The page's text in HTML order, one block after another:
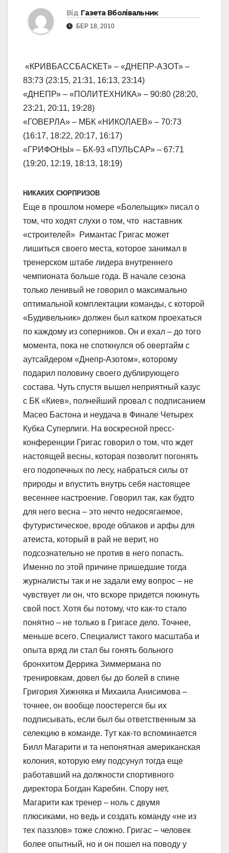
Від Газета Вболівальник
БЕР 18, 2010
«КРИВБАССБАСКЕТ» – «ДНЕПР-АЗОТ» –
83:73 (23:15, 21:31, 16:13, 23:14)
«ДНЕПР» – «ПОЛИТЕХНИКА» – 90:80 (28:20,
23:21, 20:11, 19:28)
«ГОВЕРЛА» – МБК «НИКОЛАЕВ» – 70:73
(16:17, 18:22, 20:17, 16:17)
«ГРИФОНЫ» – БК-93 «ПУЛЬСАР» – 67:71
(19:20, 12:19, 18:13, 18:19)
НИКАКИХ СЮРПРИЗОВ
Еще в прошлом номере «Болельщик» писал о
том, что ходят слухи о том, что наставник
«строителей» Римантас Григас может
лишиться своего места, которое занимал в
тренерском штабе лидера внутреннего
чемпионата больше года. В начале сезона
только ленивый не говорил о максимально
оптимальной комплектации команды, с которой
«Будивельник» должен был катком проехаться
по каждому из соперников. Он и ехал – до того
момента, пока не споткнулся об овертайм с
аутсайдером «Днепр-Азотом», которому
подарил половину своего дублирующего
состава. Чуть спустя вышел неприятный казус
с БК «Киев», полнейший провал с подписанием
Масео Бастона и неудача в Финале Четырех
Кубка Суперлиги. На воскресной пресс-
конференции Григас говорил о том, что ждет
настоящей весны, которая позволит погонять
его подопечных по лесу, набраться силы от
природы и впустить внутрь себя настоящее
весеннее настроение. Говорил так, как будто
для него весна – это нечто недосягаемое,
футуристическое, вроде облаков и арфы для
атеиста, который в рай не верит, но
подсознательно не против в него попасть.
Именно по этой причине пришедшие тогда
журналисты так и не задали ему вопрос – не
чувствует ли он, что вскоре придется покинуть
свой пост. Хотя бы потому, что как-то стало
понятно – не только в Григасе дело. Точнее,
меньше всего. Специалист такого масштаба и
опыта вряд ли стал бы гонять больного
бронхитом Деррика Зиммермана по
тренировкам, довел бы до болей в спине
Григория Хижняка и Михаила Анисимова –
точнее, он вообще поостерегся бы их
подписывать, если был бы ответственным за
селекцию в команде. Тут как-то вспоминается
Билл Магарити и та непонятная американская
колония, которую ему подсунул тогда еще
работавший на должности спортивного
директора Богдан Каребин. Спору нет,
Магарити как тренер – ноль с двумя
плюсиками, но ведь и создать команду «не из
тех паззлов» тоже сложно. Григас – человек
более опытный, но и он пошел на поводу у